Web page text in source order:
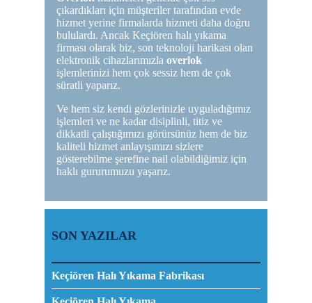
çıkardıkları için müşteriler tarafından evde
hizmet yerine firmalarda hizmeti daha doğru
bululardı. Ancak Keçiören halı yıkama
firması olarak biz, son teknoloji harikası olan
elektronik cihazlarımızla overlok
işlemlerinizi hem çok sessiz hem de çok
süratli yaparız.
Ve hem siz kendi gözlerinizle uyguladığımız
işlemleri ve ne kadar disiplinli, titiz ve
dikkatli çalıştığımızı görürsünüz hem de biz
kaliteli hizmet anlayışımızı sizlere
gösterebilme şerefine nail olabildiğimiz için
haklı gururumuzu yaşarız.
SON YAZILAR
Keçiören Halı Yıkama Fabrikası